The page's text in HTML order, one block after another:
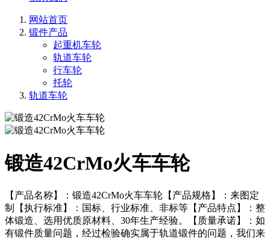
网站首页
锻件产品
起重机车轮
轨道车轮
行车轮
托轮
轨道车轮
锻造42CrMo火车车轮
【产品名称】：锻造42CrMo火车车轮【产品规格】：来图定
制【执行标准】：国标、行业标准、非标等【产品特点】：整
体锻造、选用优质原材料、30年生产经验。【质量承诺】：如
有锻件质量问题，经过检验确实属于轨道锻件的问题，我们来